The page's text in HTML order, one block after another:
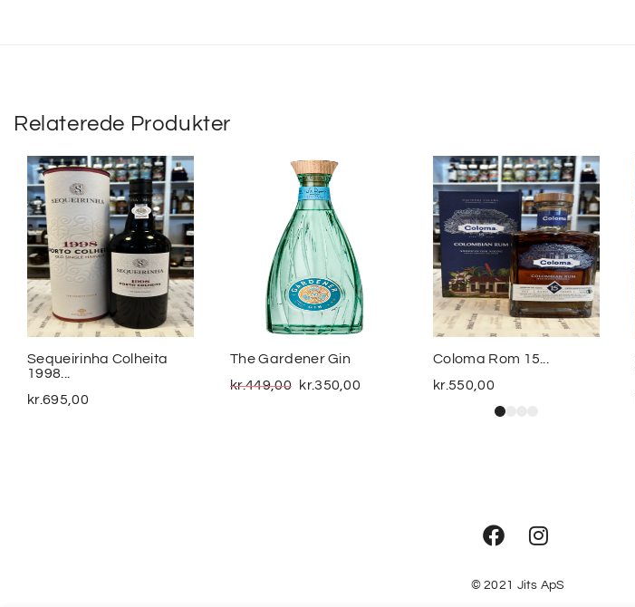
Relaterede Produkter
Sequeirinha Colheita
1998...
kr.695,00
The Gardener Gin
kr.449,00 kr.350,00
Coloma Rom 15...
kr.550,00
© 2021 Jits ApS